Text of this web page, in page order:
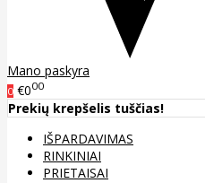
Mano paskyra
0 €000
Prekių krepšelis tuščias!
IŠPARDAVIMAS
RINKINIAI
PRIETAISAI